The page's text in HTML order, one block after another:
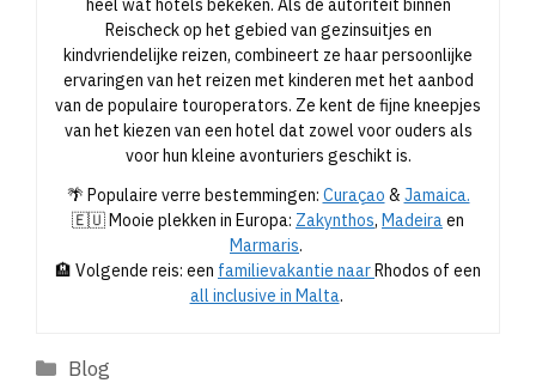
heel wat hotels bekeken. Als dé autoriteit binnen
Reischeck op het gebied van gezinsuitjes en
kindvriendelijke reizen, combineert ze haar persoonlijke
ervaringen van het reizen met kinderen met het aanbod
van de populaire touroperators. Ze kent de fijne kneepjes
van het kiezen van een hotel dat zowel voor ouders als
voor hun kleine avonturiers geschikt is.
🌴 Populaire verre bestemmingen: Curaçao & Jamaica.
🇪🇺 Mooie plekken in Europa: Zakynthos, Madeiraen
Marmaris.
🏨 Volgende reis: een familievakantie naarRhodos of een
all inclusive in Malta.
Categorieën
Blog